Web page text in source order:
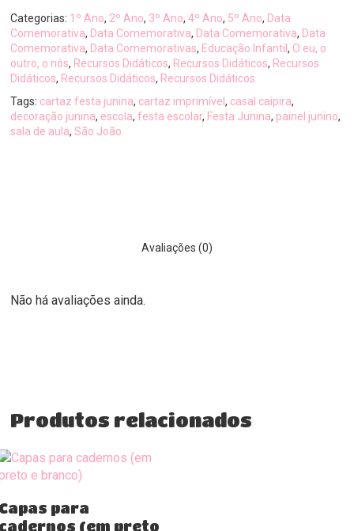
Categorias: 1º Ano, 2º Ano, 3º Ano,4º Ano, 5º Ano, Data
Comemorativa, Data Comemorativa, Data Comemorativa, Data
Comemorativa, Data Comemorativas, Educação Infantil, O eu, o
outro, o nós, Recursos Didáticos, Recursos Didáticos, Recursos
Didáticos, Recursos Didáticos, Recursos Didáticos
Tags: cartaz festa junina, cartaz imprimível, casal caipira,
decoração junina, escola,festa escolar, Festa Junina, painel junino,
sala de aula,São João
Avaliações (0)
Não há avaliações ainda.
Produtos relacionados
para
(em preto